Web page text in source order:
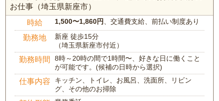
お仕事（埼玉県新座市）
時給 1,500〜1,860円 、交通費支給、前払い制度あり
勤務地
新座 徒歩15分
（埼玉県新座市付近）
勤務時間
8時～20時の間で1時間〜、好きな日に働くこと
が可能です。(候補の日時から選択)
仕事内容
キッチン、トイレ、お風呂、洗面所、リビン
グ、その他のお掃除